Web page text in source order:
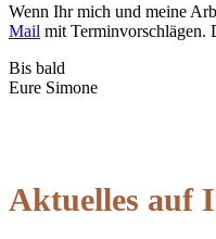
Wenn Ihr mich und meine
Mail mit Terminvorschlägen.
Bis bald
Eure Simone
Aktuelles auf